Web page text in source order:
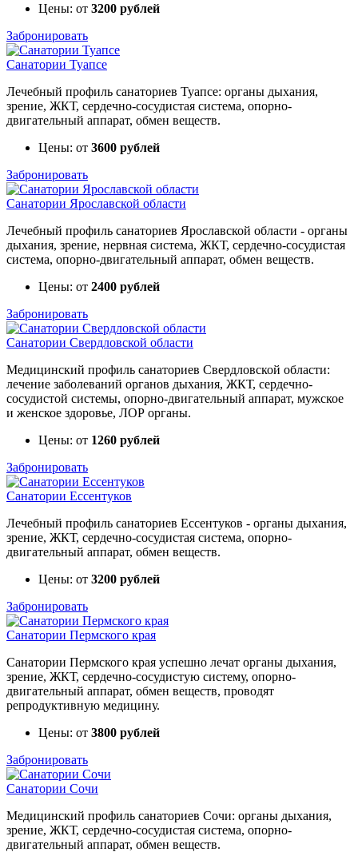
Цены: от 3200 рублей
Забронировать
Санатории Туапсе
Лечебный профиль санаториев Туапсе: органы дыхания,
зрение, ЖКТ, сердечно-сосудистая система, опорно-
двигательный аппарат, обмен веществ.
Цены: от 3600 рублей
Забронировать
Санатории Ярославской области
Лечебный профиль санаториев Ярославской области - органы
дыхания, зрение, нервная система, ЖКТ, сердечно-сосудистая
система, опорно-двигательный аппарат, обмен веществ.
Цены: от 2400 рублей
Забронировать
Санатории Свердловской области
Медицинский профиль санаториев Свердловской области:
лечение заболеваний органов дыхания, ЖКТ, сердечно-
сосудистой системы, опорно-двигательный аппарат, мужское
и женское здоровье, ЛОР органы.
Цены: от 1260 рублей
Забронировать
Санатории Ессентуков
Лечебный профиль санаториев Ессентуков - органы дыхания,
зрение, ЖКТ, сердечно-сосудистая система, опорно-
двигательный аппарат, обмен веществ.
Цены: от 3200 рублей
Забронировать
Санатории Пермского края
Санатории Пермского края успешно лечат органы дыхания,
зрение, ЖКТ, сердечно-сосудистую систему, опорно-
двигательный аппарат, обмен веществ, проводят
репродуктивную медицину.
Цены: от 3800 рублей
Забронировать
Санатории Сочи
Медицинский профиль санаториев Сочи: органы дыхания,
зрение, ЖКТ, сердечно-сосудистая система, опорно-
двигательный аппарат, обмен веществ.